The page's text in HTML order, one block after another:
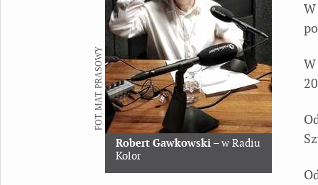
Robert Gawkowski – w Radiu
Kolor
FOT. MAT. PRASOWY